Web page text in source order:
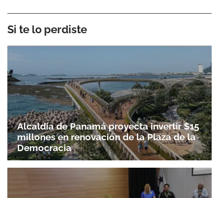
Si te lo perdiste
Alcaldía de Panamá proyecta invertir $15
millones en renovación de la Plaza de la
Democracia